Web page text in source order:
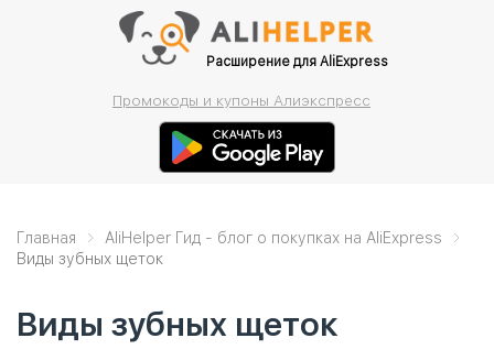
Расширение для AliExpress
Промокоды и купоны Алиэкспресс
Главная
AliHelper Гид - блог о покупках на AliExpress
Виды зубных щеток
Виды зубных щеток